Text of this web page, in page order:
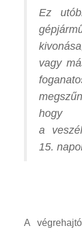
Ez
vagy
hogy
a
15.
A